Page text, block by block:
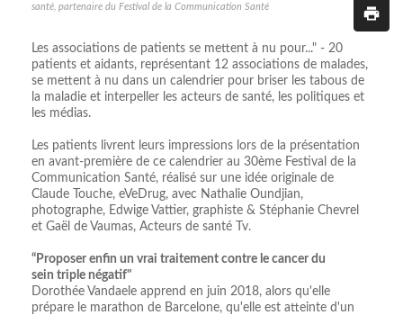
santé, partenaire du Festival de la Communication Santé
Les associations de patients se mettent à nu pour..." - 20
patients et aidants, représentant 12 associations de malades,
se mettent à nu dans un calendrier pour briser les tabous de
la maladie et interpeller les acteurs de santé, les politiques et
les médias.
Les patients livrent leurs impressions lors de la présentation
en avant-première de ce calendrier au 30ème Festival de la
Communication Santé, réalisé sur une idée originale de
Claude Touche, eVeDrug, avec Nathalie Oundjian,
photographe, Edwige Vattier, graphiste & Stéphanie Chevrel
et Gaël de Vaumas, Acteurs de santé Tv.
“Proposer enfin un vrai traitement contre le cancer du
sein triple négatif"
Dorothée Vandaele apprend en juin 2018, alors qu'elle
prépare le marathon de Barcelone, qu'elle est atteinte d'un